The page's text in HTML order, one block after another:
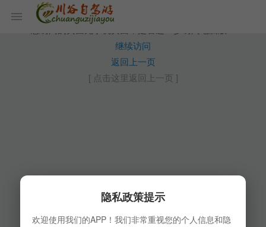
继续访问
返回上一页
[ 点击这里返回上一页 ]
隐私政策提示
欢迎使用我们的APP！我们非常重视您的个人信息和隐